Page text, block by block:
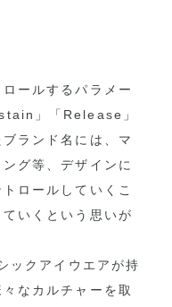
ールするパラメー
」「Release」
ランド名には、マ
グ等、デザインに
ロールしていくこ
いくという思いが
ックアイウエアが持
なカルチャーを取